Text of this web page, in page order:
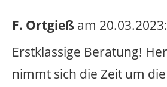
F. Ortgieß am 20.03.2023:
Erstklassige Beratung!
nimmt sich die Zeit um